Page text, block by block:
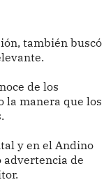
también buscó
de los
la manera que los
y en el Andino
advertencia de